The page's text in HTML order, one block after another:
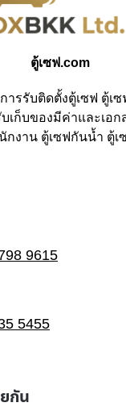
ตู้เซฟ.com
ารรับติดตั้งตู้เซฟ ตู้เ
เก็บของมีค่าและเอ
กงาน ตู้เซฟกันน้ำ ตู้เ
9615
5455
กัน